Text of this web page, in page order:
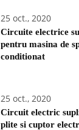
25 oct., 2020
Circuite electrice
pentru masina de
conditionat
25 oct., 2020
Circuit electric
plite si cuptor